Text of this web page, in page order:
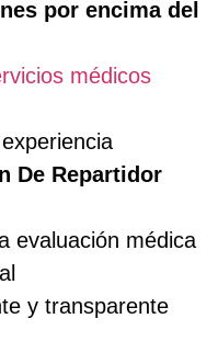
por encima del
médicos
De Repartidor
evaluación médica
y transparente